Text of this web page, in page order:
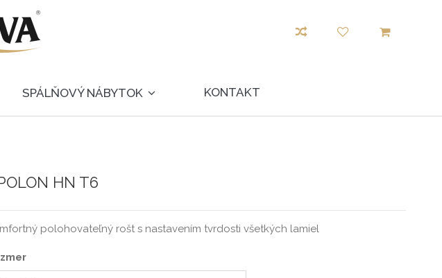
SPÁLŇOVÝ NÁBYTOK KONTAKT
HN T6
polohovateľný rošt s nastavením tvrdosti všetkých lamiel